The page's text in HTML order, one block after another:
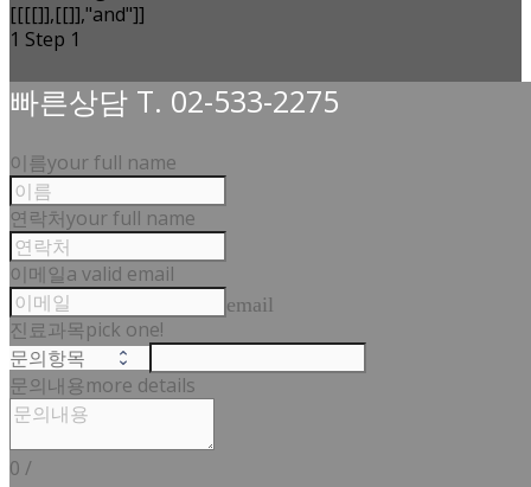
[[[[]],[[]],"and"]]
1 Step 1
빠른상담 T. 02-533-2275
이름your full name
연락처your full name
이메일a valid email
email
진료과목pick one!
문의내용more details
0 /